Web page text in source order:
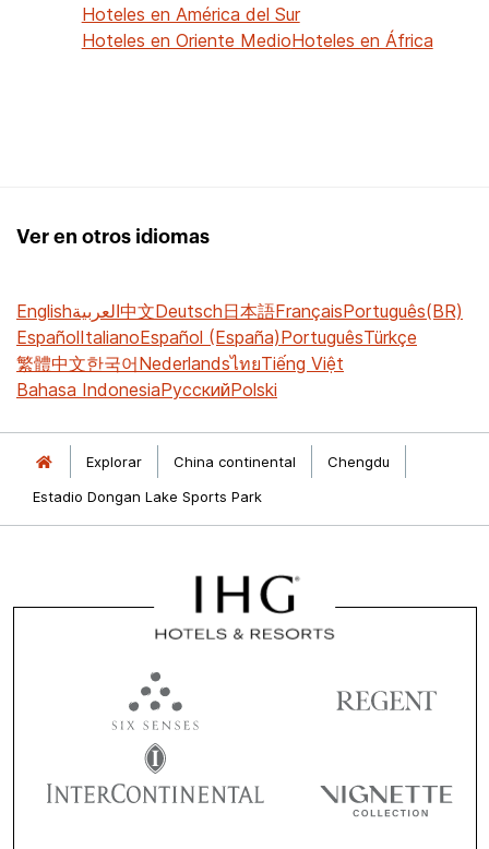
Hoteles en América del Sur
Hoteles en Oriente MedioHoteles en África
Ver en otros idiomas
Englishالعربية中文Deutsch日本語FrançaisPortuguês(BR)
EspañolItalianoEspañol (España)PortuguêsTürkçe
繁體中文한국어NederlandsไทยTiếng Việt
Bahasa IndonesiaРусскийPolski
Explorar China continental
Chengdu
Estadio Dongan Lake Sports Park